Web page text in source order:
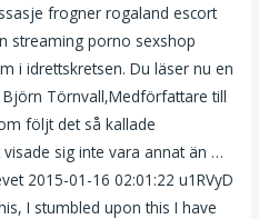
frogner rogaland escort
streaming porno sexshop
i idrettskretsen. Du läser nu en
Törnvall,Medförfattare till
följt det så kallade
sig inte vara annat än …
2015-01-16 02:01:22 u1RVyD
I stumbled upon this I have